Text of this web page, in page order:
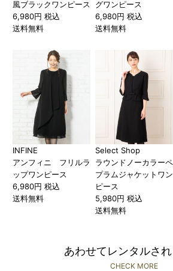
風ブラックワンピース
6,980円 税込
送料無料
グワンピース
6,980円 税込
送料無料
INFINE
アンフィニ フリルラ
ップワンピース
6,980円 税込
送料無料
Select Shop
ラウンドノーカラーペ
プラムジャケットワン
ピース
5,980円 税込
送料無料
あわせてレンタルさ
CHECK MORE